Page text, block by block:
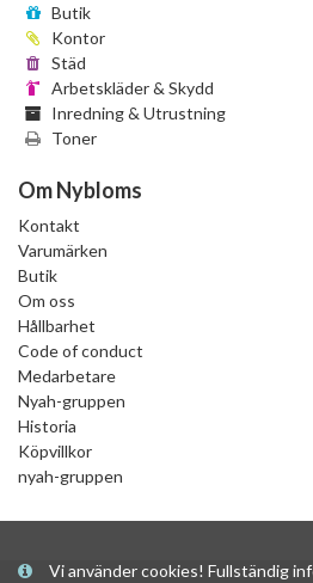
Vi använder cookies! Fullständig
Butik
Kontor
Städ
Arbetskläder & Skydd
Inredning & Utrustning
Toner
Om Nybloms
Kontakt
Varumärken
Butik
Om oss
Hållbarhet
Code of conduct
Medarbetare
Nyah-gruppen
Historia
Köpvillkor
nyah-gruppen